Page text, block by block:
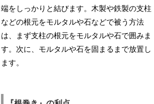
端をしっかりと結びます。木製や鉄製の支柱
などの根元をモルタルや石などで被う方法
は、まず支柱の根元をモルタルや石で囲みま
す。次に、モルタルや石を固まるまで放置し
ます。